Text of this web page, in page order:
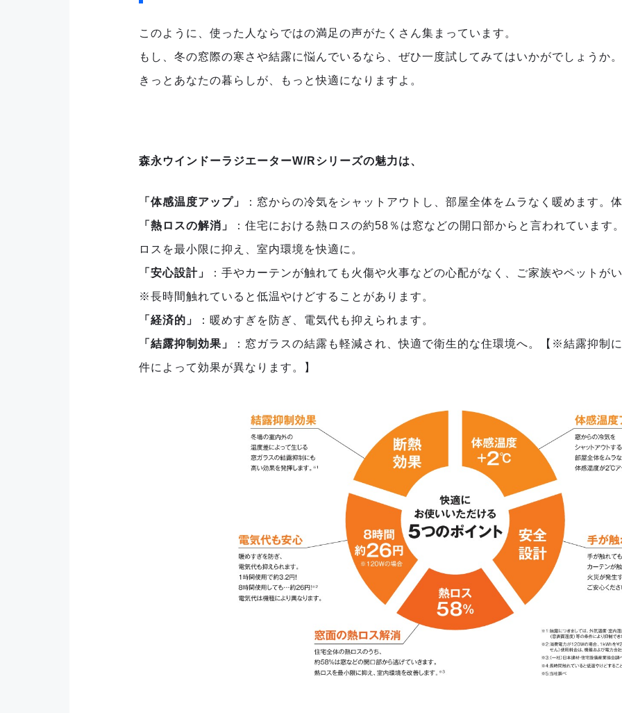
このように、使った人ならではの満足の声がたくさん集まっています。
もし、冬の窓際の寒さや結露に悩んでいるなら、ぜひ一度試してみてはいかがでしょうか。
きっとあなたの暮らしが、もっと快適になりますよ。
森永ウインドーラジエーターW/Rシリーズの魅力は、
「体感温度アップ」
：窓からの冷気をシャットアウトし、部屋全体をムラなく暖めます。
「熱ロスの解消」
：住宅における熱ロスの約58％は窓などの開口部からと言われています
ロスを最小限に抑え、室内環境を快適に。
「安心設計」
：手やカーテンが触れても火傷や火事などの心配がなく、ご家族やペットが
※長時間触れていると低温やけどすることがあります。
「経済的」
：暖めすぎを防ぎ、電気代も抑えられます。
「結露抑制効果」
：窓ガラスの結露も軽減され、快適で衛生的な住環境へ。【※結露抑制
件によって効果が異なります。】